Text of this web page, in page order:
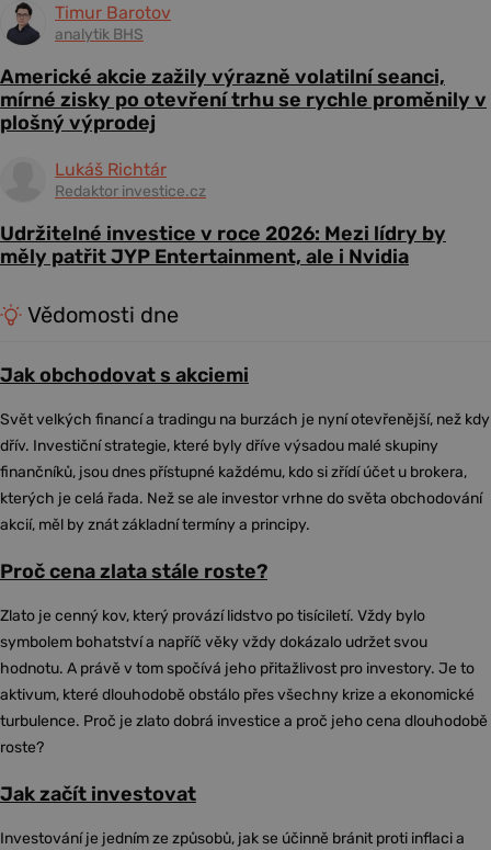
Timur Barotov
analytik BHS
Americké akcie zažily výrazně volatilní seanci,
mírné zisky po otevření trhu se rychle proměnily v
plošný výprodej
Lukáš Richtár
Redaktor investice.cz
Udržitelné investice v roce 2026: Mezi lídry by
měly patřit JYP Entertainment, ale i Nvidia
Vědomosti dne
Jak obchodovat s akciemi
Svět velkých financí a tradingu na burzách je nyní otevřenější, než kdy
dřív. Investiční strategie, které byly dříve výsadou malé skupiny
finančníků, jsou dnes přístupné každému, kdo si zřídí účet u brokera,
kterých je celá řada. Než se ale investor vrhne do světa obchodování
akcií, měl by znát základní termíny a principy.
Proč cena zlata stále roste?
Zlato je cenný kov, který provází lidstvo po tisíciletí. Vždy bylo
symbolem bohatství a napříč věky vždy dokázalo udržet svou
hodnotu. A právě v tom spočívá jeho přitažlivost pro investory. Je to
aktivum, které dlouhodobě obstálo přes všechny krize a ekonomické
turbulence. Proč je zlato dobrá investice a proč jeho cena dlouhodobě
roste?
Jak začít investovat
Investování je jedním ze způsobů, jak se účinně bránit proti inflaci a